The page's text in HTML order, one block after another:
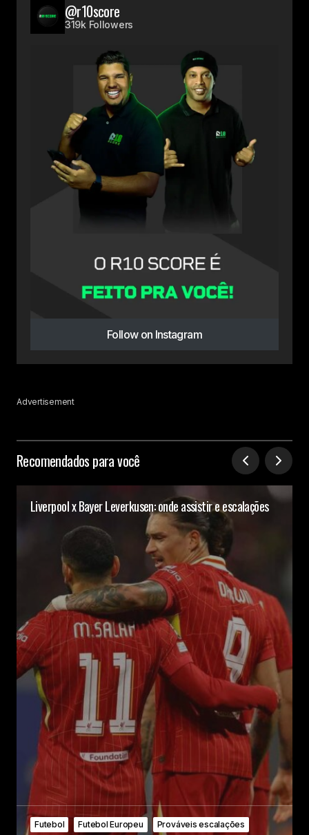
@r10score
319k Followers
Follow on Instagram
Advertisement
Recomendados para você
Liverpool x Bayer Leverkusen: onde assistir e escalações
Futebol Futebol Europeu
Prováveis escalações